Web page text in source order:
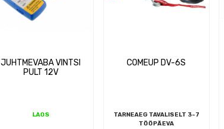
JUHTMEVABA VINTSI
PULT 12V
LAOS
COMEUP DV-6S
TARNEAEG TAVALISELT 3-7
TÖÖPÄEVA